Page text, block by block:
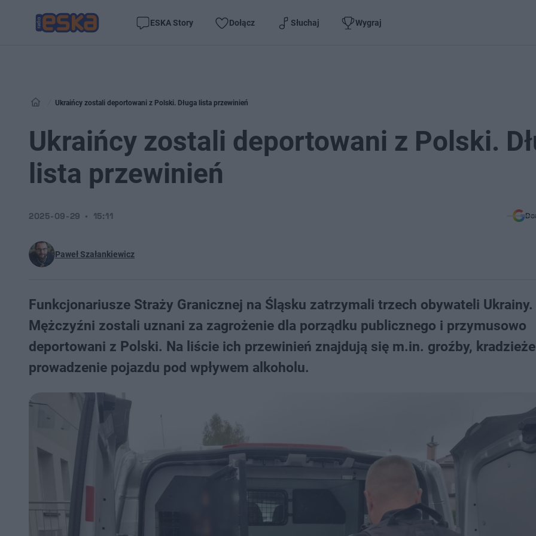
ESKA Story Dołącz Słuchaj Wygraj
Ukraińcy zostali deportowani z Polski. Długa lista przewinień
Ukraińcy zostali deportowani z Polski.
lista przewinień
Paweł Szałankiewicz
2025-09-29 15:11
Funkcjonariusze Straży Granicznej na Śląsku zatrzymali trzech obywateli Ukrainy.
Mężczyźni zostali uznani za zagrożenie dla porządku publicznego i przymusowo
deportowani z Polski. Na liście ich przewinień znajdują się m.in. groźby,
prowadzenie pojazdu pod wpływem alkoholu.